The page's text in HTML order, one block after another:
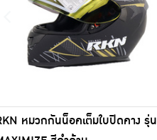
หมวกกันน็อคเต็มใบปิดคาง รุ่น